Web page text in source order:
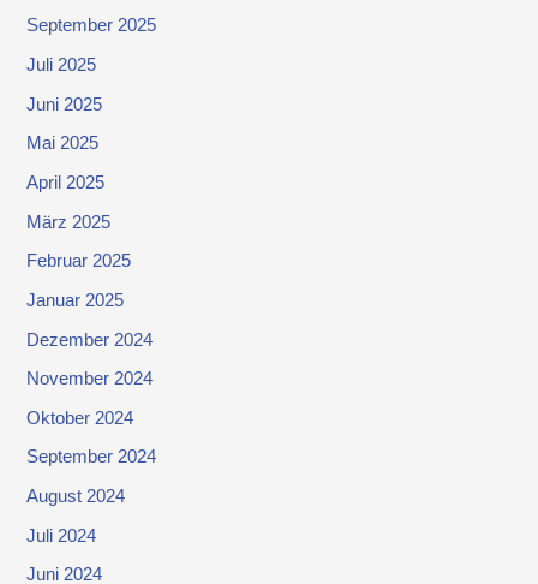
September 2025
Juli 2025
Juni 2025
Mai 2025
April 2025
März 2025
Februar 2025
Januar 2025
Dezember 2024
November 2024
Oktober 2024
September 2024
August 2024
Juli 2024
Juni 2024